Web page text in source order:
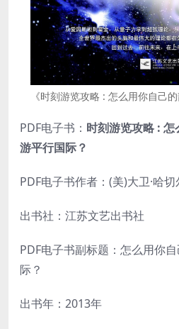
《时刻游览攻略 : 怎么用你自己
PDF电子书： 时刻游览攻略 :
游平行国际？
PDF电子书作者：(美)大卫·哈
出书社：江苏文艺出书社
PDF电子书副标题：怎么用你
际？
出书年：2013年